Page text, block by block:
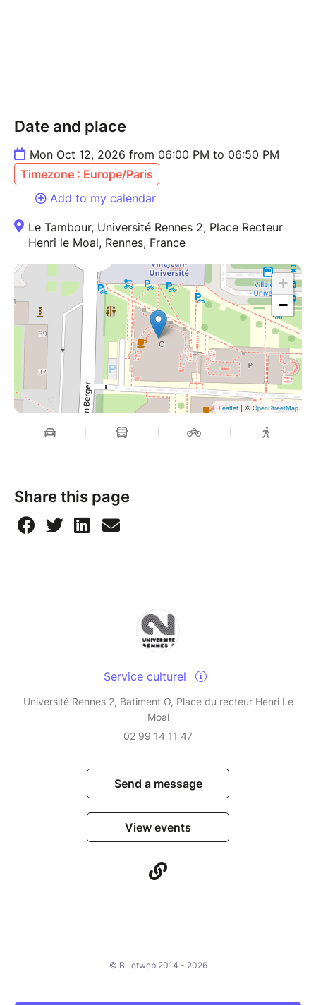
Date and place
Mon Oct 12, 2026 from 06:00 PM to 06:50 PM
Timezone : Europe/Paris
Add to my calendar
Le Tambour, Université Rennes 2, Place Recteur
Henri le Moal, Rennes, France
+
−
Leaflet | © OpenStreetMap
Share this page
Service culturel
Université Rennes 2, Batiment O, Place du recteur Henri Le
Moal
02 99 14 11 47
Send a message
View events
© Billetweb 2014 - 2026
Legal Notice
Report this page